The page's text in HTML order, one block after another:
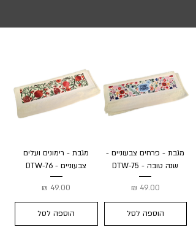
מגבת - פרחים צבעוניים -
שנה טובה - DTW-75
מחיר
הוספה לסל
מגבת - רימונים ועלים
צבעוניים - DTW-76
מחיר
הוספה לסל